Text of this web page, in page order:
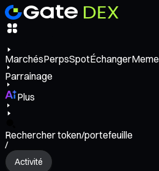
MarchésPerpsSpotÉchangerMeme
Parrainage
Plus
Rechercher token/portefeuille
/
Activité